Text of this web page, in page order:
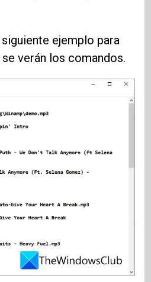
ejemplo para
verán los comandos.